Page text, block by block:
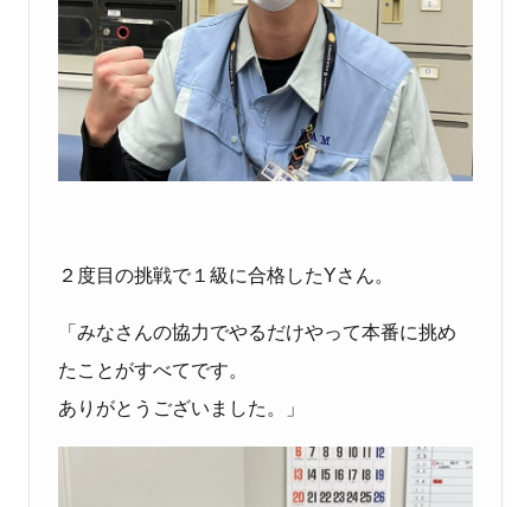
２度目の挑戦で１級に合格したYさん。
「みなさんの協力でやるだけやって本番に挑め
たことがすべてです。
ありがとうございました。」